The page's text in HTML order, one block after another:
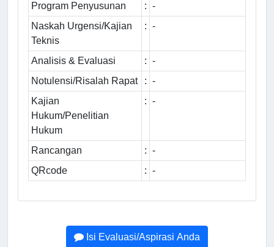
Program Penyusunan
: -
Naskah Urgensi/Kajian
Teknis
: -
Analisis & Evaluasi : -
Notulensi/Risalah Rapat
: -
Kajian
Hukum/Penelitian
Hukum
: -
Rancangan : -
QRcode
: -
Isi Evaluasi/Aspirasi Anda